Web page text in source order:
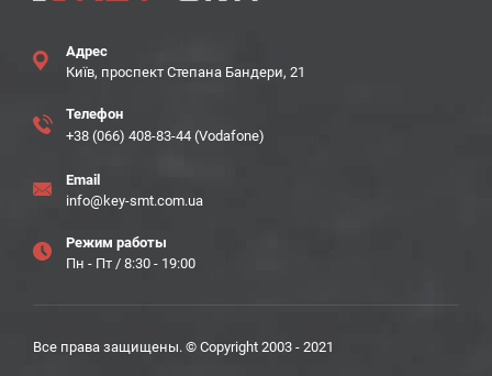
Адрес
Київ, проспект Степана Бандери, 21
Телефон
+38 (066) 408-83-44 (Vodafone)
Email
info@key-smt.com.ua
Режим работы
Пн - Пт / 8:30 - 19:00
Все права защищены. © Copyright 2003 - 2021